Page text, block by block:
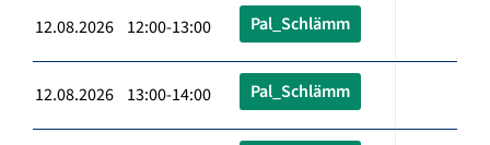
12.08.2026 12:00-13:00 Pal_Schlämm
12.08.2026 13:00-14:00 Pal_Schlämm